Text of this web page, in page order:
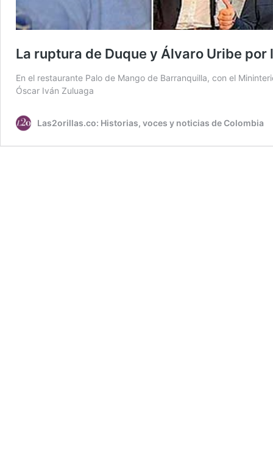
La ruptura de Duque y Álvaro Uribe
En el restaurante Palo de Mango de Barranquilla, con el
Óscar Iván Zuluaga
Las2orillas.co: Historias, voces y noticias de Colombia